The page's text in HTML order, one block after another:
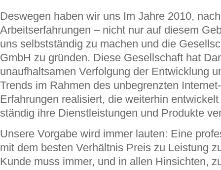
Deswegen haben wir uns Im Jahre 2010,
Arbeitserfahrungen – nicht nur auf diesem
uns selbstständig zu machen und die
GmbH zu gründen. Diese Gesellschaft hat
unaufhaltsamen Verfolgung der Entwicklung
Trends im Rahmen des unbegrenzten
Erfahrungen realisiert, die weiterhin
ständig ihre Dienstleistungen und Produkte
Unsere Vorgabe wird immer lauten: Eine
mit dem besten Verhältnis Preis zu Leistung
Kunde muss immer, und in allen Hinsichten,